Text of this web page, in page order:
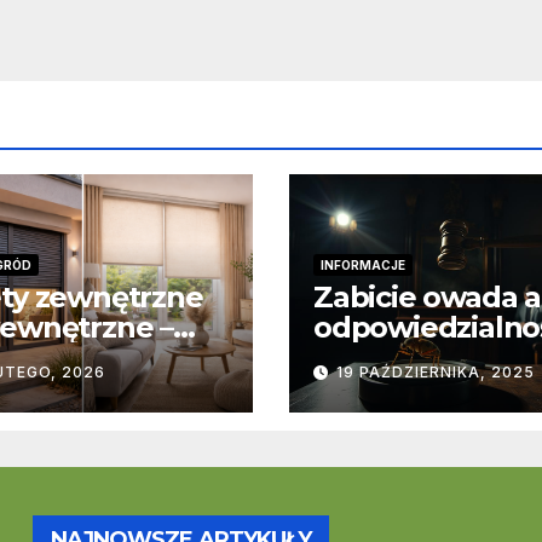
zewnętrzne
–
i
2026
INFORMACJE
Zabicie owada a
karna – jak
to w praktyce?
19 PAŹDZIERNIKA, 2025